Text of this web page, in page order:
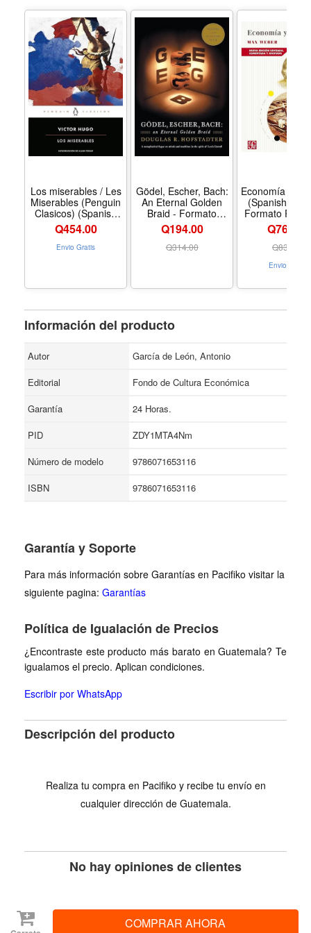
Los miserables / Les
Miserables (Penguin
Clasicos) (Spanish
Edition) - Formato
Mass Market
Paperback
Q454.00
Envio Gratis
Gödel, Escher, Bach:
An Eternal Golden
Braid - Formato
Paperback
Q194.00
Q314.00
Economía y
(Spanish
Formato
Q764.00
Q839.00
Envio Gratis
Información del producto
Autor
García de León, Antonio
Editorial
Fondo de Cultura Económica
Garantía
24 Horas.
PID
ZDY1MTA4Nm
Número de modelo
9786071653116
ISBN
9786071653116
Garantía y Soporte
Para más información sobre Garantías en Pacifiko visitar la
siguiente pagina: Garantías
Política de Igualación de Precios
¿Encontraste este producto más barato en Guatemala? Te
igualamos el precio. Aplican condiciones.
Escribir por WhatsApp
Descripción del producto
Realiza tu compra en Pacifiko y recibe tu envío en
cualquier dirección de Guatemala.
No hay opiniones de clientes